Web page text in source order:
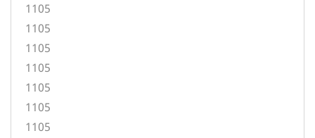
1105
1105
1105
1105
1105
1105
1105